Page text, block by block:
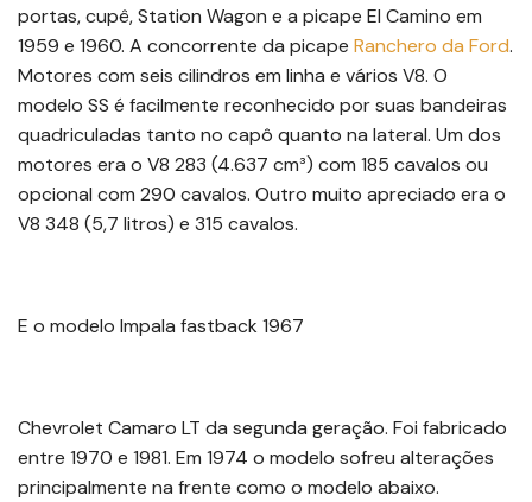
portas, cupê, Station Wagon e a picape El Camino em
1959 e 1960. A concorrente da picape Ranchero da Ford.
Motores com seis cilindros em linha e vários V8. O
modelo SS é facilmente reconhecido por suas bandeiras
quadriculadas tanto no capô quanto na lateral. Um dos
motores era o V8 283 (4.637 cm³) com 185 cavalos ou
opcional com 290 cavalos. Outro muito apreciado era o
V8 348 (5,7 litros) e 315 cavalos.
E o modelo Impala fastback 1967
Chevrolet Camaro LT da segunda geração. Foi fabricado
entre 1970 e 1981. Em 1974 o modelo sofreu alterações
principalmente na frente como o modelo abaixo.